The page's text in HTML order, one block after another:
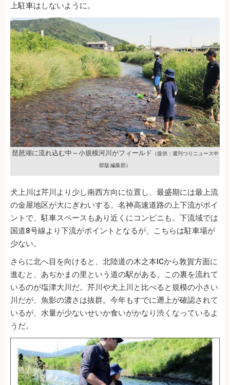
上駐車はしないように。
琵琶湖に流れ込む中～小規模河川がフィールド （提供：週刊つりニュース中
部版 編集部）
犬上川は芹川より少し南西方向に位置し、最盛期には最上流
の金屋地区が大にぎわいする。名神高速道路の上下流がポイ
ントで、駐車スペースもあり近くにコンビニも。下流域では
国道8号線より下流がポイントとなるが、こちらは駐車場が
少ない。
さらに北へ目を向けると、北陸道の木之本ICから敦賀方面に
進むと、あぢかまの里という道の駅がある。この裏を流れて
いるのが塩津大川だ。芹川や犬上川と比べると規模の小さい
川だが、魚影の濃さは抜群。今年もすでに遡上が確認されて
いるが、水量が少ないせいか食いがかなり渋くなっているよ
うだ。